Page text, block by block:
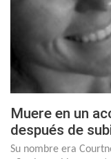
Muere en un
después de
Su nombre era